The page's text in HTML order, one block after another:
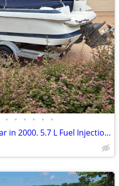
• • • • • •
23 ft Cobalt Boat of the year in 2000. 5.7 L Fuel Injection. New gps